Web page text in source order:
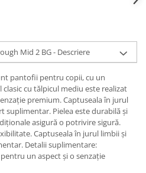
Mid 2 BG - Descriere
pantofii pentru copii, cu un
cu tălpicul mediu este realizat
premium. Captuseala în jurul
suplimentar. Pielea este durabilă și
asigură o potrivire sigură.
Captuseala în jurul limbii și
Detalii suplimentare:
un aspect și o senzație